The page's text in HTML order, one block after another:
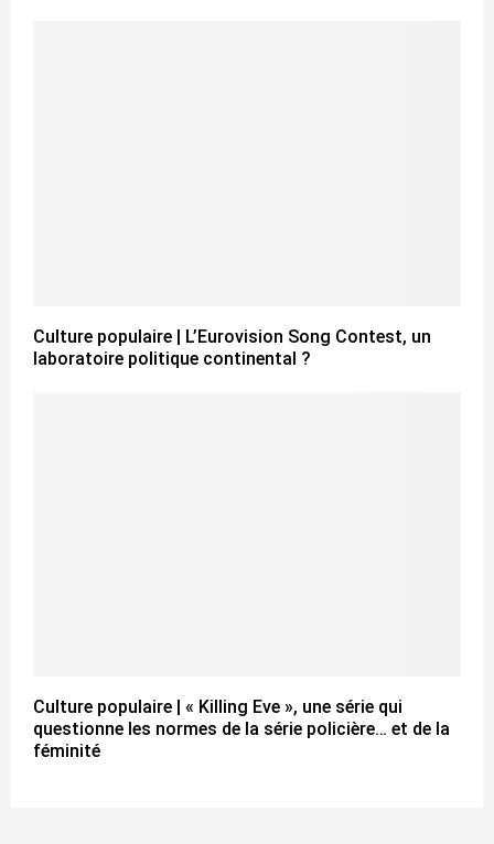
Culture populaire | L’Eurovision Song Contest, un
laboratoire politique continental ?
Culture populaire | « Killing Eve », une série qui
questionne les normes de la série policière… et de la
féminité